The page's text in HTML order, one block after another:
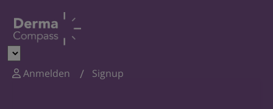
Anmelden Signup